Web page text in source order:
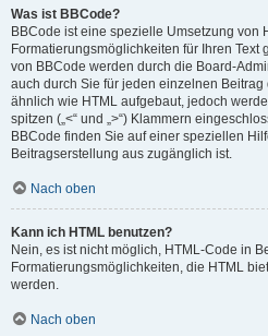
Was ist BBCode?
BBCode ist eine spezielle Umsetzung von
Formatierungsmöglichkeiten für Ihren Text
von BBCode werden durch die Board-
auch durch Sie für jeden einzelnen
ähnlich wie HTML aufgebaut, jedoch
spitzen („<“ und „>“) Klammern
BBCode finden Sie auf einer speziellen
Beitragserstellung aus zugänglich ist.
Nach oben
Kann ich HTML benutzen?
Nein, es ist nicht möglich, HTML-Code in
Formatierungsmöglichkeiten, die HTML
werden.
Nach oben